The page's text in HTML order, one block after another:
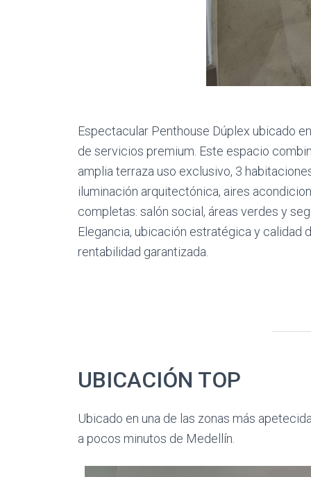
Espectacular Penthouse Dúplex ubicado
de servicios premium. Este espacio
amplia terraza uso exclusivo, 3
iluminación arquitectónica, aires
completas: salón social, áreas verdes y
Elegancia, ubicación estratégica y calidad
rentabilidad garantizada.
UBICACIÓN TOP
Ubicado en una de las zonas más
a pocos minutos de Medellín.